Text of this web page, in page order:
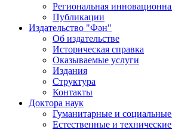
Региональная
Публикации
Издательство "Фән"
Об издательстве
Историческая справка
Оказываемые услуги
Издания
Структура
Контакты
Доктора наук
Гуманитарные и
Естественные и